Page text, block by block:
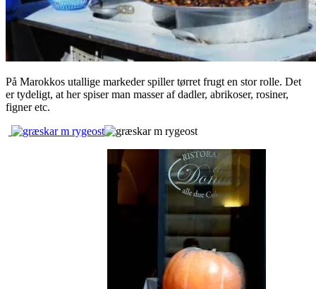
På Marokkos utallige markeder spiller tørret frugt en stor rolle. Det
er tydeligt, at her spiser man masser af dadler, abrikoser, rosiner,
figner etc.